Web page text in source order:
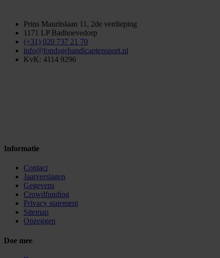
Prins Mauritslaan 11, 2de verdieping
1171 LP Badhoevedorp
(+31) 020 737 21 70
info@fondsgehandicaptensport.nl
KvK: 4114 9296
Informatie
Contact
Jaarverslagen
Gegevens
Crowdfunding
Privacy statement
Sitemap
Opzeggen
Doe mee